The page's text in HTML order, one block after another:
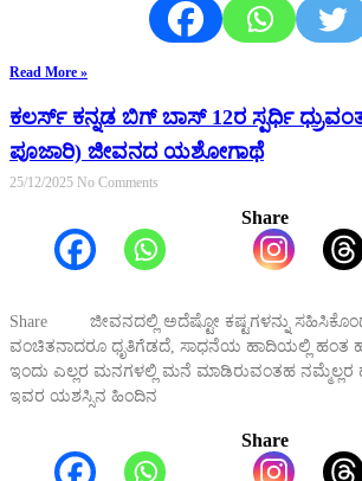
Read More »
ಕಲರ್ಸ್ ಕನ್ನಡ ಬಿಗ್ ಬಾಸ್ 12ರ ಸ್ಪರ್ಧಿ
ಪೂಜಾರಿ) ಜೀವನದ ಯಶೋಗಾಥೆ
25/12/2025 No Comments
Share
Share ಜೀವನದಲ್ಲಿ ಅದೆಷ್ಟೋ ಕಷ್ಟಗಳನ್ನು
ವಂಚಿತನಾದರೂ ಧೃತಿಗೆಡದೆ, ಸಾಧನೆಯ ಹಾದಿಯಲ್ಲಿ ಹಂತ
ಇಂದು ಎಲ್ಲರ ಮನಗಳಲ್ಲಿ ಮನೆ ಮಾಡಿರುವಂತಹ ನಮ್ಮೆಲ್ಲರ
ಇವರ ಯಶಸ್ಸಿನ ಹಿಂದಿನ
Share